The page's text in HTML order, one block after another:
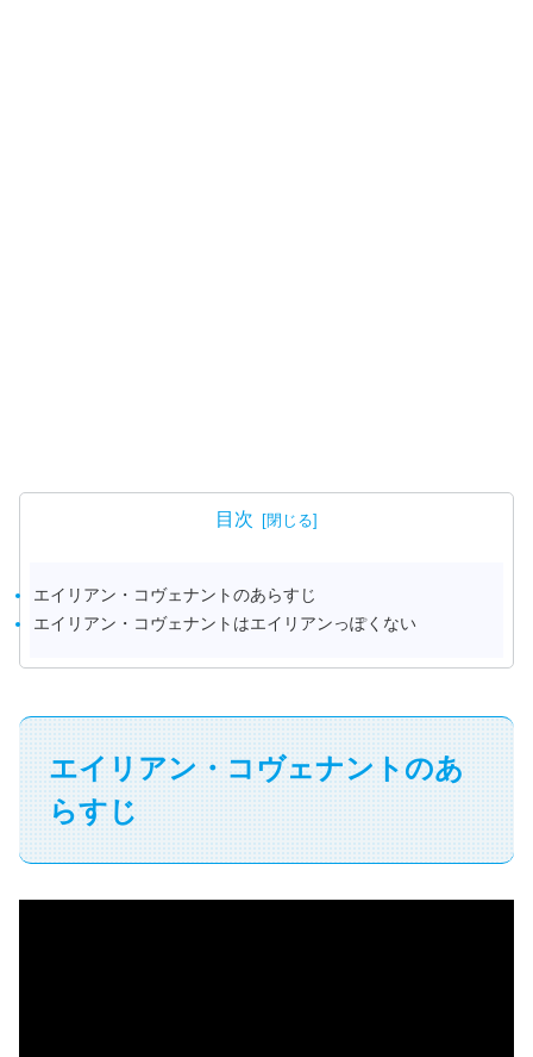
目次
エイリアン・コヴェナントのあらすじ
エイリアン・コヴェナントはエイリアンっぽくない
エイリアン・コヴェナントのあ
らすじ